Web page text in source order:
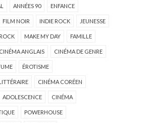
ANNÉES 90 ENFANCE
FILM NOIR INDIE ROCK JEUNESSE
ROCK MAKE MY DAY FAMILLE
CINÉMA ANGLAIS CINÉMA DE GENRE
ÉROTISME
CINÉMA CORÉEN
ADOLESCENCE CINÉMA
POWERHOUSE